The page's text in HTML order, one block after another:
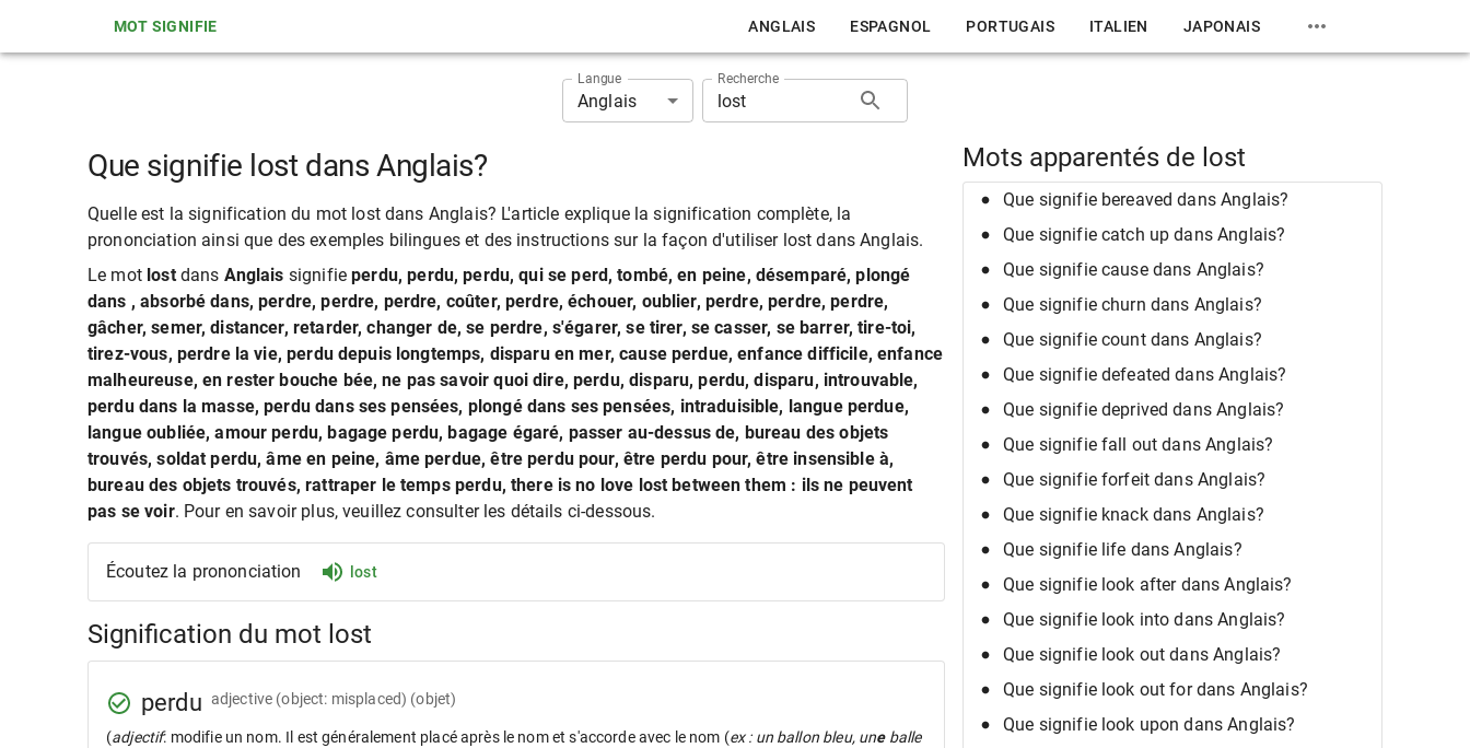
MOT SIGNIFIE ANGLAIS ESPAGNOL PORTUGAIS ITALIEN JAPONAIS
Langue
Anglais
Recherche
Que signifie lost dans Anglais?
Quelle est la signification du mot lost dans Anglais? L'article explique la signification complète, la
prononciation ainsi que des exemples bilingues et des instructions sur la façon d'utiliser lost dans Anglais.
Le mot lostdans Anglais signifieperdu, perdu, perdu, qui se perd, tombé, en peine, désemparé, plongé
dans , absorbé dans, perdre, perdre, perdre, coûter, perdre, échouer, oublier, perdre, perdre, perdre,
gâcher, semer, distancer, retarder, changer de, se perdre, s'égarer, se tirer, se casser, se barrer, tire-toi,
tirez-vous, perdre la vie, perdu depuis longtemps, disparu en mer, cause perdue, enfance difficile, enfance
malheureuse, en rester bouche bée, ne pas savoir quoi dire, perdu, disparu, perdu, disparu, introuvable,
perdu dans la masse, perdu dans ses pensées, plongé dans ses pensées, intraduisible, langue perdue,
langue oubliée, amour perdu, bagage perdu, bagage égaré, passer au-dessus de, bureau des objets
trouvés, soldat perdu, âme en peine, âme perdue, être perdu pour, être perdu pour, être insensible à,
bureau des objets trouvés, rattraper le temps perdu, there is no love lost between them : ils ne peuvent
pas se voir. Pour en savoir plus, veuillez consulter les détails ci-dessous.
Écoutez la prononciation lost
Signification du mot lost
perdu adjective (object: misplaced) (objet)
(adjectif: modifie un nom. Il est généralement placé après le nom et s'accorde avec le nom (ex : un ballon bleu, uneballe
Mots apparentés de lost
Que signifie bereaved dans Anglais?
Que signifie catch up dans Anglais?
Que signifie cause dans Anglais?
Que signifie churn dans Anglais?
Que signifie count dans Anglais?
Que signifie defeated dans Anglais?
Que signifie deprived dans Anglais?
Que signifie fall out dans Anglais?
Que signifie forfeit dans Anglais?
Que signifie knack dans Anglais?
Que signifie life dans Anglais?
Que signifie look after dans Anglais?
Que signifie look into dans Anglais?
Que signifie look out dans Anglais?
Que signifie look out for dans Anglais?
Que signifie look upon dans Anglais?